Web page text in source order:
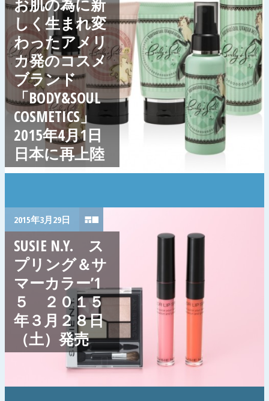
しく生まれ変
わったアメリ
カ発のコスメ
ブランド
「BODY&SOUL
COSMETICS」
2015年4月1日
日本に再上陸
2015年3月29日
SUSIE N.Y. ス
プリング＆サ
マーカラー’1
５ ２０１５
年３月２８日
（土）発売